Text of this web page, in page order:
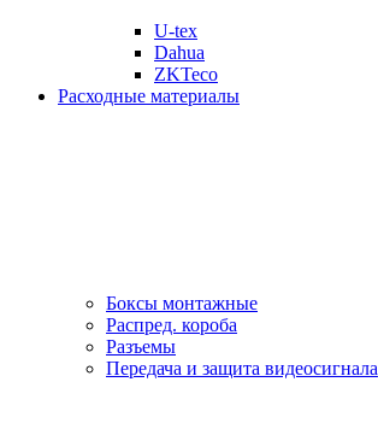
U-tex
Dahua
ZKTeco
Расходные материалы
Боксы монтажные
Распред. короба
Разъемы
Передача и защита видеосигнала